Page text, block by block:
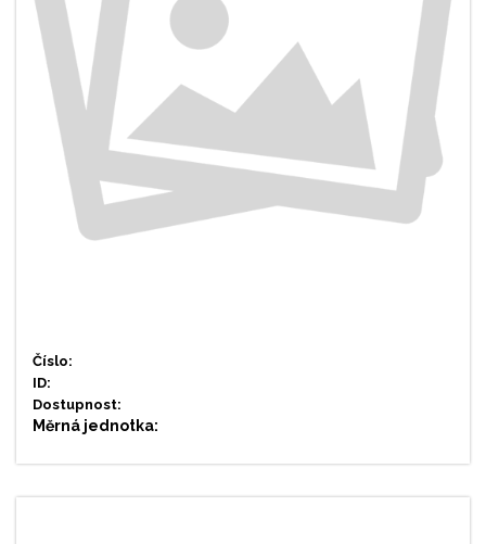
Číslo:
ID:
Dostupnost:
Měrná jednotka: